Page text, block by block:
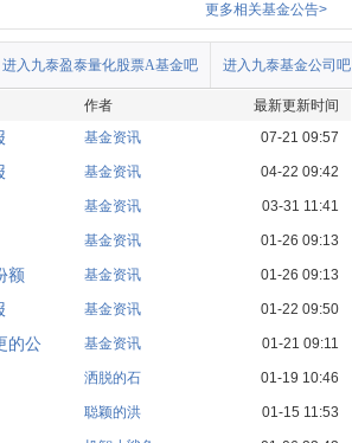
更多相关基金公告>
进入九泰基金公司吧
进入九泰盈泰量化股票A基金吧
作者
最新更新时间
基金资讯 07-21 09:57
基金资讯 04-22 09:42
基金资讯 03-31 11:41
基金资讯 01-26 09:13
额 基金资讯 01-26 09:13
基金资讯 01-22 09:50
的公 基金资讯 01-21 09:11
洒脱的石 01-19 10:46
聪颖的洪 01-15 11:53